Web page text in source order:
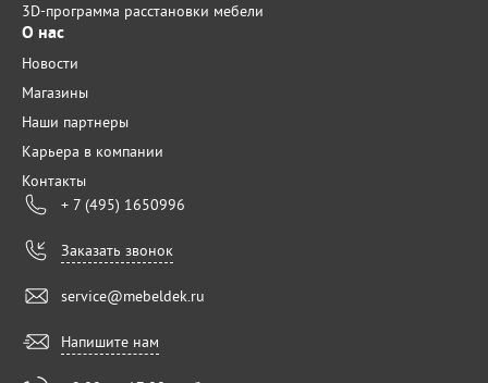
3D-программа расстановки мебели
О нас
Новости
Магазины
Наши партнеры
Карьера в компании
Контакты
+ 7 (495) 1650996
Заказать звонок
service@mebeldek.ru
Напишите нам